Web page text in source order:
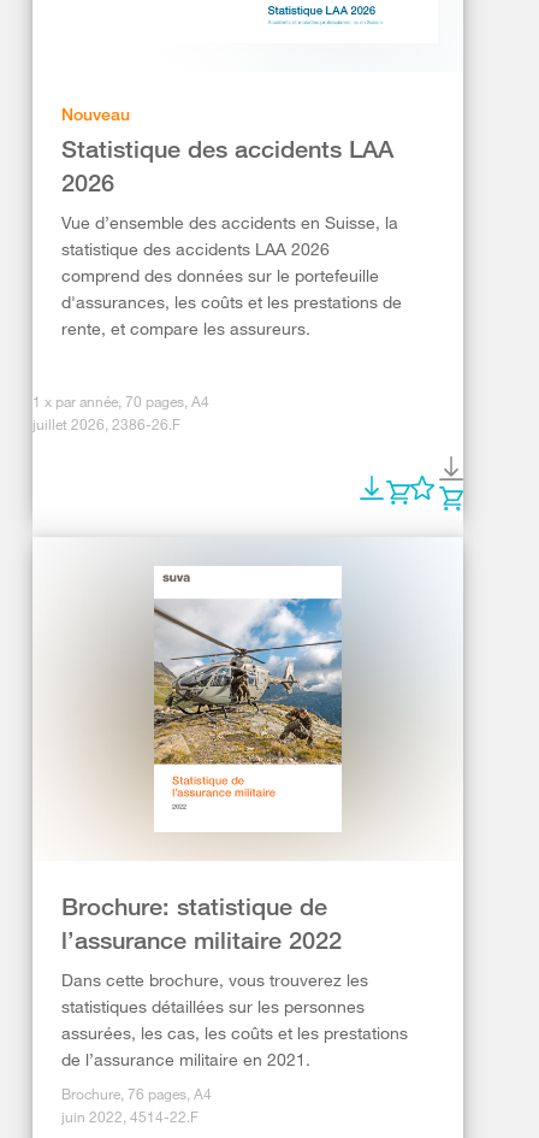
Nouveau
Statistique des accidents LAA
2026
Vue d’ensemble des accidents en Suisse, la
statistique des accidents LAA 2026
comprend des données sur le portefeuille
d'assurances, les coûts et les prestations de
rente, et compare les assureurs.
1 x par année, 70 pages, A4
juillet 2026, 2386-26.F
Brochure: statistique de
l’assurance militaire 2022
Dans cette brochure, vous trouverez les
statistiques détaillées sur les personnes
assurées, les cas, les coûts et les prestations
de l’assurance militaire en 2021.
Brochure, 76 pages, A4
juin 2022, 4514-22.F